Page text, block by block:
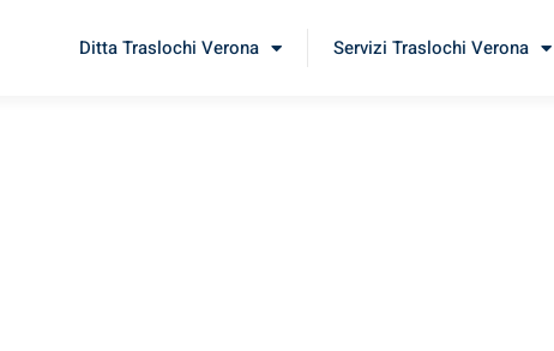
Ditta Traslochi Verona Servizi Traslochi Verona